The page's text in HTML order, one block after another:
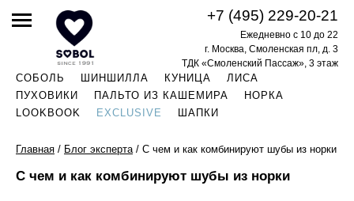
СОБОЛЬ ШИНШИЛЛА КУНИЦА
ЛИСА
ПУХОВИКИ
ПАЛЬТО ИЗ КАШЕМИРА
НОРКА
LOOKBOOK
EXCLUSIVE ШАПКИ
+7 (495) 229-20-21
Ежедневно с 10 до 22
г. Москва, Смоленская пл, д. 3
ТДК «Смоленский Пассаж», 3 этаж
Главная / Блог эксперта / С чем и как комбинируют шубы из норки
С чем и как комбинируют шубы из норки